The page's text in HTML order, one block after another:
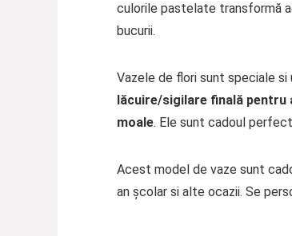
culorile pastelate transformă
bucurii.
Vazele de flori sunt speciale
lăcuire/sigilare finală pentru
moale. Ele sunt cadoul
Acest model de vaze sunt
an școlar si alte ocazii. Se